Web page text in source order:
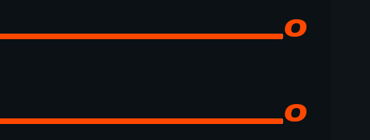
0
0